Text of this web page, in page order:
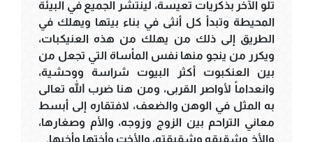
تلو الآخر بذكريات تعيسة، لينتشر الجميع في البيئة
المحيطة وتبدأ كل أنثى في بناء بيتها ويهلك في
الطريق إلى ذلك من يهلك من هذه العنيكبات،
ويكرر من ينجو منها نفس المأساة التي تجعل من
بين العنكبوت أكثر البيوت شراسة ووحشية،
وانعداماً لأواصر القربى، ومن هنا ضرب الله تعالى
به المثل في الوهن والضعف، لافتقاره إلى أبسط
معاني التراحم بين الزوج وزوجه، والأم وصغارها،
والأخ وشقيقه وشقيقته، والأخت وأختها وأخيها.